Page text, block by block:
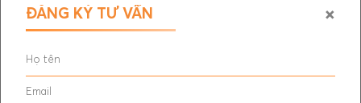
×
ĐĂNG KÝ TƯ VẤN